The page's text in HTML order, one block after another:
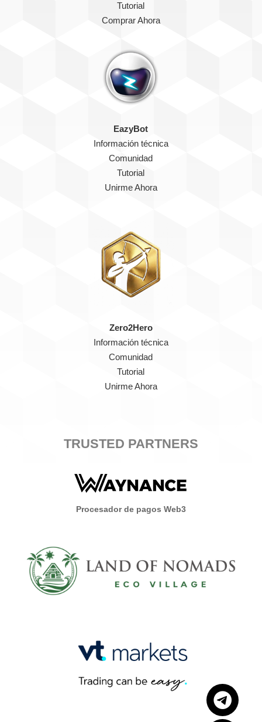
Tutorial
Comprar Ahora
EazyBot
Información técnica
Comunidad
Tutorial
Unirme Ahora
Zero2Hero
Información técnica
Comunidad
Tutorial
Unirme Ahora
TRUSTED PARTNERS
Procesador de pagos Web3